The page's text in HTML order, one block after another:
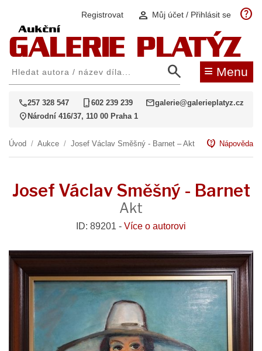
Registrovat person Můj účet / Přihlásit se help
search ≡ Menu
call257 328 547 phone_iphone602 239 239 mailgalerie@galerieplatyz.cz
location_on Národní 416/37, 110 00 Praha 1
Úvod / Aukce / Josef Václav Směšný - Barnet – Akt contact_support Nápověda
Josef Václav Směšný - Barnet
Akt
ID: 89201 - Více o autorovi